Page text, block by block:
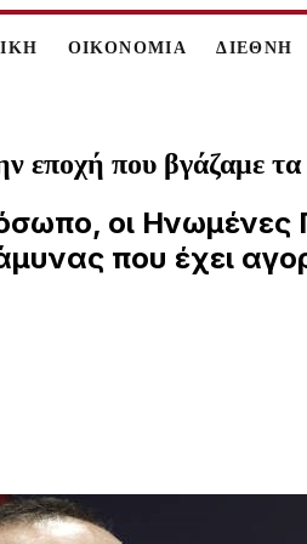
ΟΙΚΟΝΟΜΙΑ ΔΙΕΘΝΗ
εποχή που βγάζαμε
οι Ηνωμένες
που έχει